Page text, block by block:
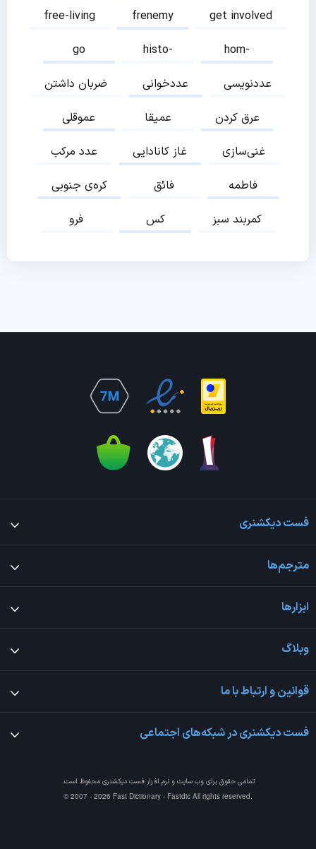
free-living
frenemy
get involved
go
histo-
hom-
ضربان داشتن
عددخوانی
عددنویسی
عموقلی
عمیقا
عرق کردن
عدد مرکب
غاز کانادایی
غنی‌سازی
کره‌ی جنوبی
فائق
فاطمه
فرو
کس کمربند سبز
فست دیکشنری
مترجم‌ها
ابزارها
وبلاگ
قوانین و ارتباط با ما
فست دیکشنری در شبکه‌های اجتماعی
تمامی حقوق برای وب سایت و نرم افزارفست دیکشنری محفوظ است.
© 2007 - 2026 Fast Dictionary - Fastdic All rights reserved.